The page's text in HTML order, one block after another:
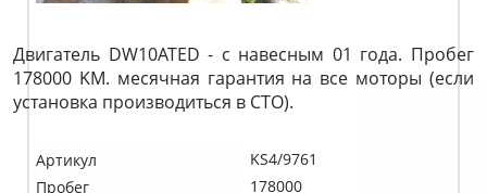
Двигатель DW10ATED - с навесным 01 года. Пробег
178000 KM. месячная гарантия на все моторы (если
установка производиться в СТО).
Артикул
KS4/9761
Пробег
178000